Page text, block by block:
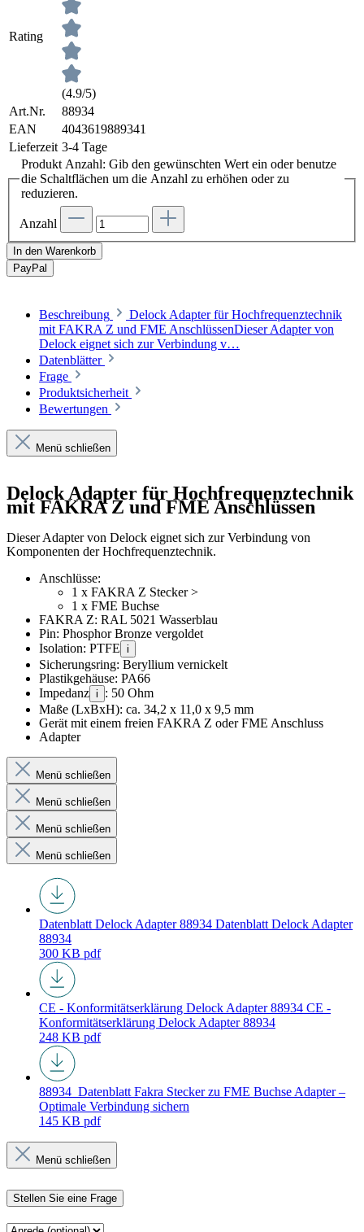
Rating
(4.9/5)
Art.Nr.
88934
EAN
4043619889341
Lieferzeit 3-4 Tage
Produkt Anzahl: Gib den gewünschten Wert ein oder benutze
die Schaltflächen um die Anzahl zu erhöhen oder zu
reduzieren.
Anzahl
In den Warenkorb
PayPal
Beschreibung
Delock Adapter für Hochfrequenztechnik
mit FAKRA Z und FME AnschlüssenDieser Adapter von
Delock eignet sich zur Verbindung v…
Datenblätter
Frage
Produktsicherheit
Bewertungen
Menü schließen
Delock Adapter für Hochfrequenztechnik
mit FAKRA Z und FME Anschlüssen
Dieser Adapter von Delock eignet sich zur Verbindung von
Komponenten der Hochfrequenztechnik.
Anschlüsse:
1 x FAKRA Z Stecker >
1 x FME Buchse
FAKRA Z: RAL 5021 Wasserblau
Pin: Phosphor Bronze vergoldet
Isolation: PTFE i
Sicherungsring: Beryllium vernickelt
Plastikgehäuse: PA66
Impedanz i
: 50 Ohm
Maße (LxBxH): ca. 34,2 x 11,0 x 9,5 mm
Gerät mit einem freien FAKRA Z oder FME Anschluss
Adapter
Menü schließen
Menü schließen
Menü schließen
Menü schließen
Datenblatt Delock Adapter 88934 Datenblatt Delock Adapter
88934
300 KB pdf
CE - Konformitätserklärung Delock Adapter 88934 CE -
Konformitätserklärung Delock Adapter 88934
248 KB pdf
88934_Datenblatt Fakra Stecker zu FME Buchse Adapter –
Optimale Verbindung sichern
145 KB pdf
Menü schließen
Stellen Sie eine Frage